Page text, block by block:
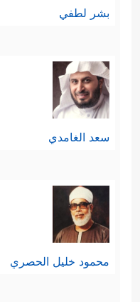
بشر لطفي
سعد الغامدي
محمود خليل الحصري